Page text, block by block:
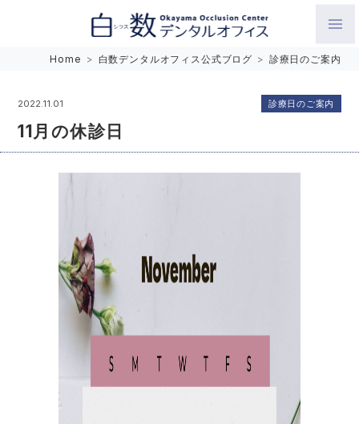
Home > 白数デンタルオフィス公式ブログ > 診療日のご案内
2022.11.01
11月の休診日
診療日のご案内